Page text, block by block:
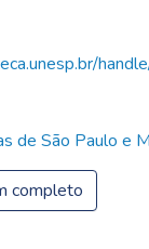
de São Paulo e
completo